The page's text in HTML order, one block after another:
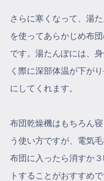
さらに寒くなって、湯
を使ってあらかじめ布
です。湯たんぽには、
く際に深部体温が下が
にしてくれます。
布団乾燥機はもちろん
う使い方ですが、電気
布団に入ったら消すか
トすることがおすすめ